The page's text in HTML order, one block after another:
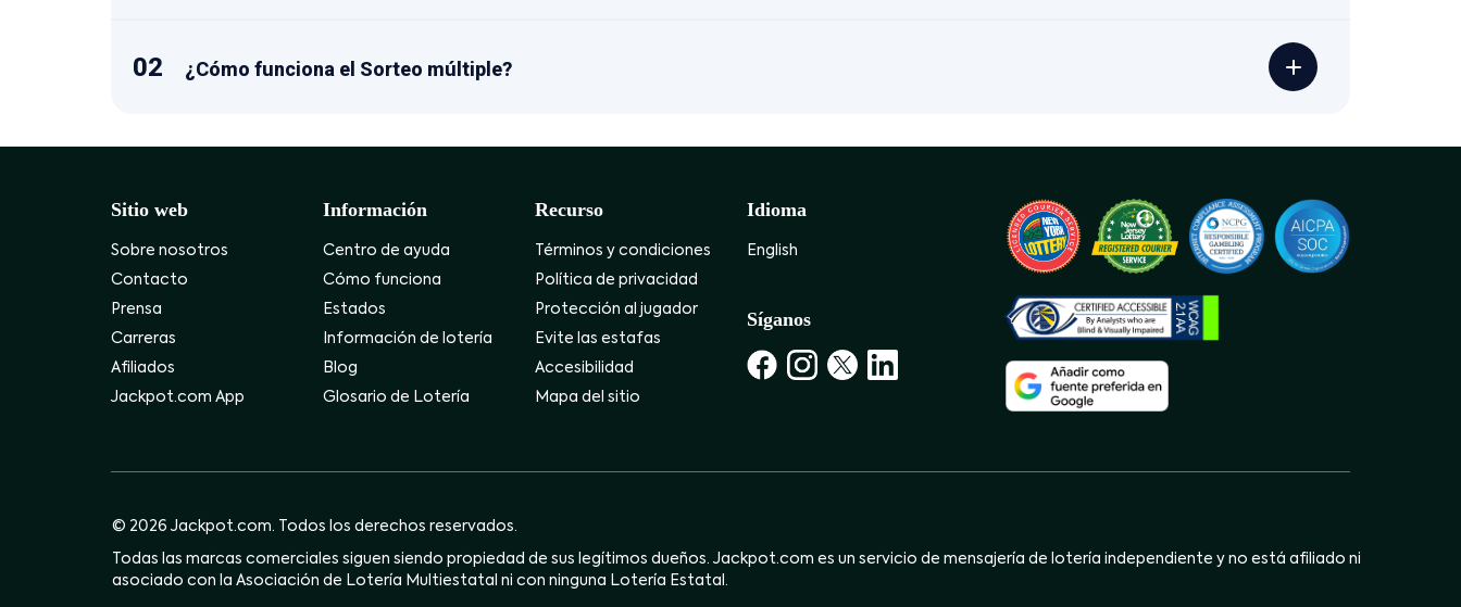
02 ¿Cómo funciona el Sorteo múltiple?
Sitio web
Sobre nosotros
Contacto
Prensa
Carreras
Afiliados
Jackpot.com App
Información
Centro de ayuda
Cómo funciona
Estados
Información de lotería
Blog
Glosario de Lotería
Recurso
Términos y condiciones
Política de privacidad
Protección al jugador
Evite las estafas
Accesibilidad
Mapa del sitio
Idioma
English
Síganos
© 2026 Jackpot.com. Todos los derechos reservados.
Todas las marcas comerciales siguen siendo propiedad de sus legítimos dueños. Jackpot.com es un servicio de mensajería de lotería independiente y no está afiliado ni
asociado con la Asociación de Lotería Multiestatal ni con ninguna Lotería Estatal.